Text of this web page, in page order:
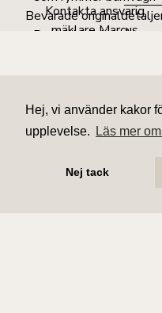
Hej, vi använder kakor
upplevelse.
Läs mer
Nej tack
Till salu
Sälj med oss
Franchise
Om Alicia